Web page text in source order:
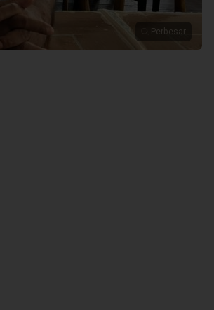
Perbesar